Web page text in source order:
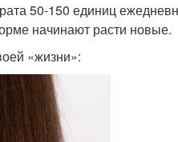
50-150 единиц
начинают расти новые.
«жизни»: